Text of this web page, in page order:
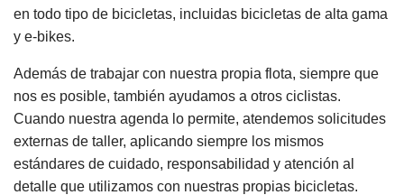
en todo tipo de bicicletas, incluidas bicicletas de alta gama
y e-bikes.
Además de trabajar con nuestra propia flota, siempre que
nos es posible, también ayudamos a otros ciclistas.
Cuando nuestra agenda lo permite, atendemos solicitudes
externas de taller, aplicando siempre los mismos
estándares de cuidado, responsabilidad y atención al
detalle que utilizamos con nuestras propias bicicletas.